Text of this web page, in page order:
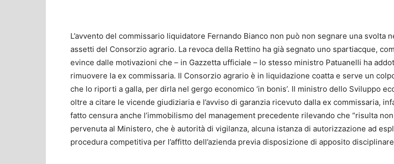
L’avvento del commissario liquidatore Fernando Bianco non può non segnare una svolta
assetti del Consorzio agrario. La revoca della Rettino ha già segnato uno spartiacque,
evince dalle motivazioni che – in Gazzetta ufficiale – lo stesso ministro Patuanelli ha
rimuovere la ex commissaria. Il Consorzio agrario è in liquidazione coatta e serve un colpo
che lo riporti a galla, per dirla nel gergo economico ‘in bonis’. Il ministro dello Sviluppo
oltre a citare le vicende giudiziaria e l’avviso di garanzia ricevuto dalla ex commissaria,
fatto censura anche l’immobilismo del management precedente rilevando che “risulta non
pervenuta al Ministero, che è autorità di vigilanza, alcuna istanza di autorizzazione ad
procedura competitiva per l’affitto dell’azienda previa disposizione di apposito disciplinare